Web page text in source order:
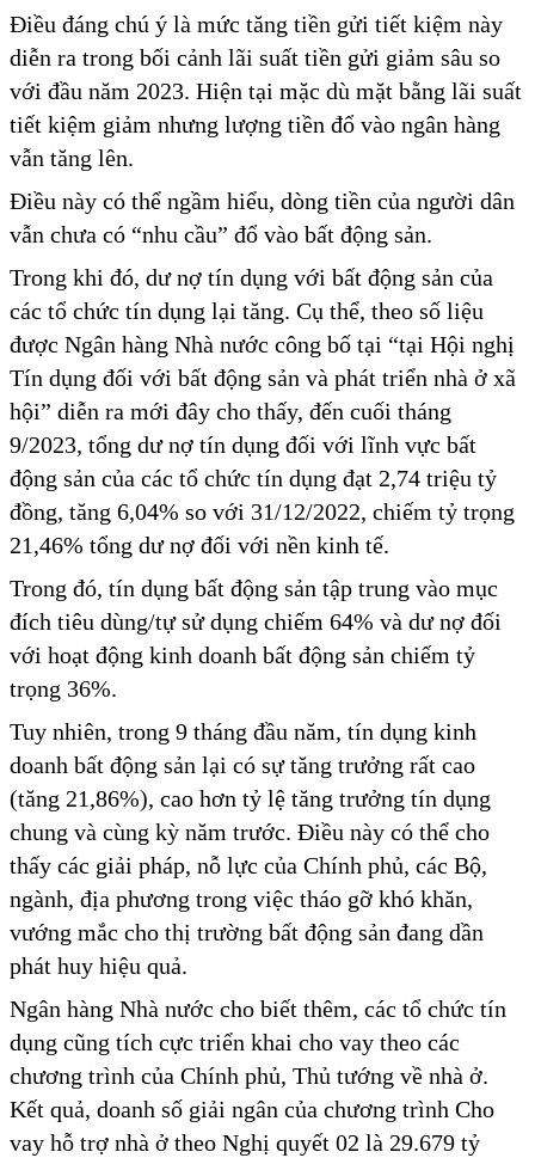
Điều đáng chú ý là mức tăng tiền gửi tiết kiệm này
diễn ra trong bối cảnh lãi suất tiền gửi giảm sâu so
với đầu năm 2023. Hiện tại mặc dù mặt bằng lãi suất
tiết kiệm giảm nhưng lượng tiền đổ vào ngân hàng
vẫn tăng lên.
Điều này có thể ngầm hiểu, dòng tiền của người dân
vẫn chưa có “nhu cầu” đổ vào bất động sản.
Trong khi đó, dư nợ tín dụng với bất động sản của
các tổ chức tín dụng lại tăng. Cụ thể, theo số liệu
được Ngân hàng Nhà nước công bố tại “tại Hội nghị
Tín dụng đối với bất động sản và phát triển nhà ở xã
hội” diễn ra mới đây cho thấy, đến cuối tháng
9/2023, tổng dư nợ tín dụng đối với lĩnh vực bất
động sản của các tổ chức tín dụng đạt 2,74 triệu tỷ
đồng, tăng 6,04% so với 31/12/2022, chiếm tỷ trọng
21,46% tổng dư nợ đối với nền kinh tế.
Trong đó, tín dụng bất động sản tập trung vào mục
đích tiêu dùng/tự sử dụng chiếm 64% và dư nợ đối
với hoạt động kinh doanh bất động sản chiếm tỷ
trọng 36%.
Tuy nhiên, trong 9 tháng đầu năm, tín dụng kinh
doanh bất động sản lại có sự tăng trưởng rất cao
(tăng 21,86%), cao hơn tỷ lệ tăng trưởng tín dụng
chung và cùng kỳ năm trước. Điều này có thể cho
thấy các giải pháp, nỗ lực của Chính phủ, các Bộ,
ngành, địa phương trong việc tháo gỡ khó khăn,
vướng mắc cho thị trường bất động sản đang dần
phát huy hiệu quả.
Ngân hàng Nhà nước cho biết thêm, các tổ chức tín
dụng cũng tích cực triển khai cho vay theo các
chương trình của Chính phủ, Thủ tướng về nhà ở.
Kết quả, doanh số giải ngân của chương trình Cho
vay hỗ trợ nhà ở theo Nghị quyết 02 là 29.679 tỷ